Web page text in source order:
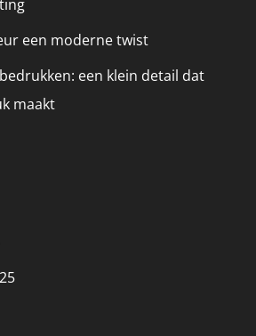
een moderne twist
een klein detail dat
maakt